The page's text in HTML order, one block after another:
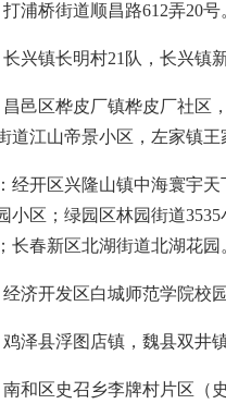
浦桥街道顺昌路612弄20号
长兴镇长明村21队，长兴镇
邑区桦皮厂镇桦皮厂社区
道江山帝景小区，左家镇
经开区兴隆山镇中海寰宇
小区；绿园区林园街道
长春新区北湖街道北湖花园
济开发区白城师范学院校
泽县浮图店镇，魏县双井
和区史召乡李牌村片区（